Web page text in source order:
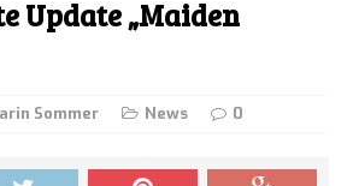
Update „Maiden
Sommer News 0